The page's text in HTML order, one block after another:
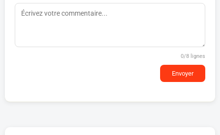
0/8 lignes
Envoyer